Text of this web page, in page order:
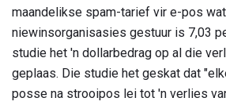
maandelikse spam-tarief vir e-pos
niewinsorganisasies gestuur is 7,03
studie het 'n dollarbedrag op al die
geplaas. Die studie het geskat dat
posse na strooipos lei tot 'n verlies